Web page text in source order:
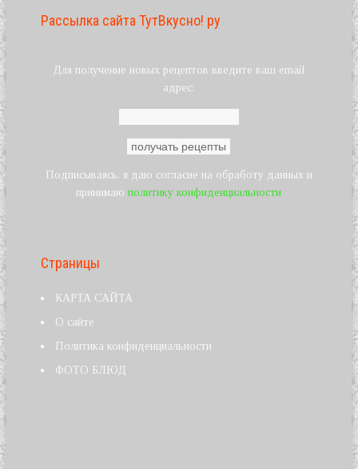
Рассылка сайта ТутВкусно! ру
Для получение новых рецептов введите ваш email
адрес:
Подписываясь, я даю согласие на обработу данных и
принимаюполитику конфиденциальности
Страницы
КАРТА САЙТА
О сайте
Политика конфиденциальности
ФОТО БЛЮД